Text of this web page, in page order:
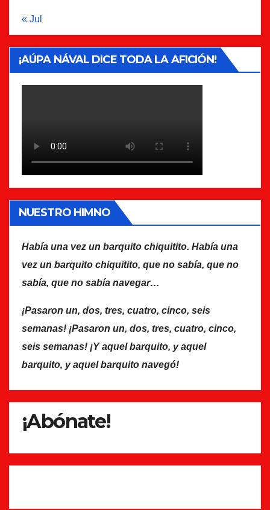
« Jul
¡AÚPA NÁVAL DICE TODA LA AFICIÓN!
NUESTRO HIMNO
Había una vez un barquito chiquitito. Había una
vez un barquito chiquitito, que no sabía, que no
sabía, que no sabía navegar…
¡Pasaron un, dos, tres, cuatro, cinco, seis
semanas! ¡Pasaron un, dos, tres, cuatro, cinco,
seis semanas! ¡Y aquel barquito, y aquel
barquito, y aquel barquito navegó!
¡Abónate!